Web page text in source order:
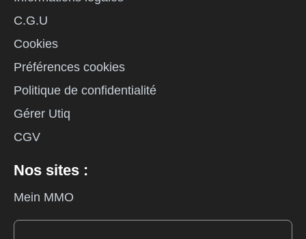
C.G.U
Cookies
Préférences cookies
Politique de confidentialité
Gérer Utiq
CGV
Nos sites :
Mein MMO